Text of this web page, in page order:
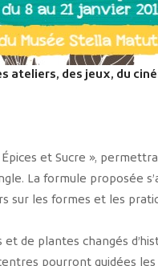
ateliers, des jeux, du
et Sucre »,
La formule proposée
sur les formes et les
de plantes changés